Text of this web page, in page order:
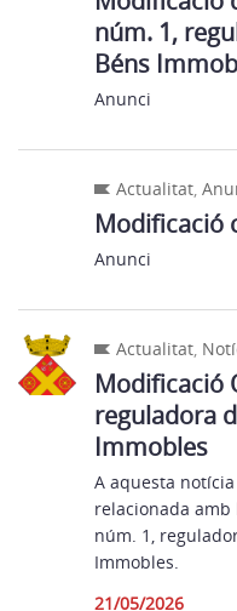
núm. 1,
Béns
Anunci
Actualitat,
Modificació
Anunci
Actualitat,
Modificació
reguladora
Immobles
A aquesta
relacionada amb
núm. 1,
Immobles.
21/05/2026